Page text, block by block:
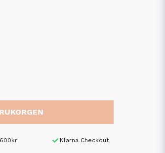
Klarna Checkout